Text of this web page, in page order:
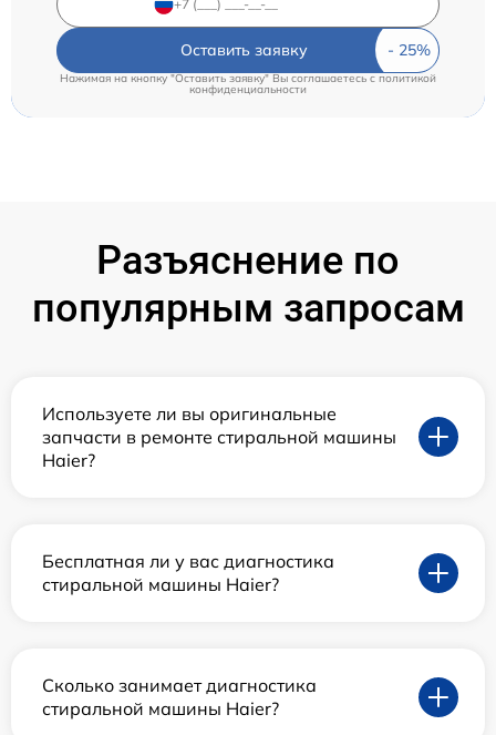
Оставить заявку
Нажимая на кнопку "Оставить заявку" Вы соглашаетесь cполитикой
конфиденциальности
Разъяснение по
популярным запросам
Используете ли вы оригинальные
запчасти в ремонте стиральной машины
Haier?
Бесплатная ли у вас диагностика
стиральной машины Haier?
Сколько занимает диагностика
стиральной машины Haier?